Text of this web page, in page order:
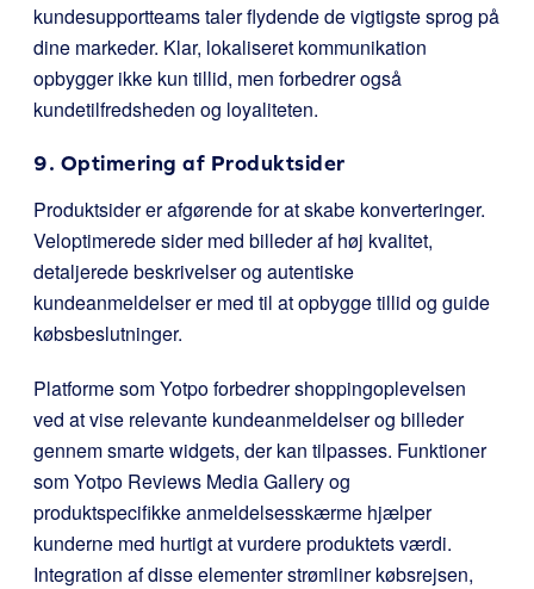
kundesupportteams taler flydende de vigtigste sprog på
dine markeder. Klar, lokaliseret kommunikation
opbygger ikke kun tillid, men forbedrer også
kundetilfredsheden og loyaliteten.
9. Optimering af Produktsider
Produktsider er afgørende for at skabe konverteringer.
Veloptimerede sider med billeder af høj kvalitet,
detaljerede beskrivelser og autentiske
kundeanmeldelser er med til at opbygge tillid og guide
købsbeslutninger.
Platforme som Yotpo forbedrer shoppingoplevelsen
ved at vise relevante kundeanmeldelser og billeder
gennem smarte widgets, der kan tilpasses. Funktioner
som Yotpo Reviews Media Gallery og
produktspecifikke anmeldelsesskærme hjælper
kunderne med hurtigt at vurdere produktets værdi.
Integration af disse elementer strømliner købsrejsen,